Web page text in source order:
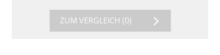
ZUM VERGLEICH (0)